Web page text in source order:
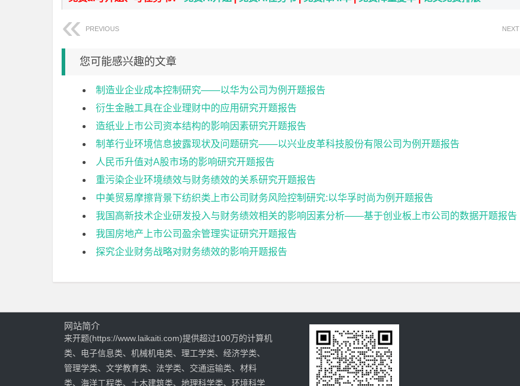
PREVIOUS NEXT
您可能感兴趣的文章
制造业企业成本控制研究——以华为公司为例开题报告
衍生金融工具在企业理财中的应用研究开题报告
造纸业上市公司资本结构的影响因素研究开题报告
制革行业环境信息披露现状及问题研究——以兴业皮革科技股份有限公司为例开题报告
人民币升值对A股市场的影响研究开题报告
重污染企业环境绩效与财务绩效的关系研究开题报告
中美贸易摩擦背景下纺织类上市公司财务风险控制研究:以华孚时尚为例开题报告
我国高新技术企业研发投入与财务绩效相关的影响因素分析——基于创业板上市公司的数据开题报告
我国房地产上市公司盈余管理实证研究开题报告
探究企业财务战略对财务绩效的影响开题报告
网站简介
来开题(https://www.laikaiti.com)提供超过100万的计算机
类、电子信息类、机械机电类、理工学类、经济学类、
管理学类、文学教育类、法学类、交通运输类、材料
类、海洋工程类、土木建筑类、地理科学类、环境科学